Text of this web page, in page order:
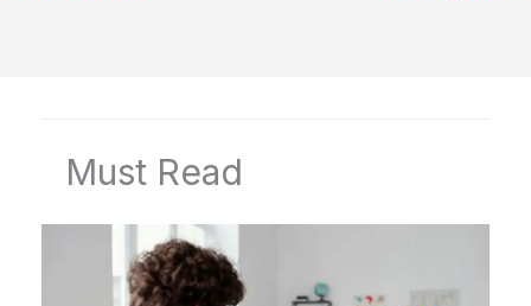
Must Read